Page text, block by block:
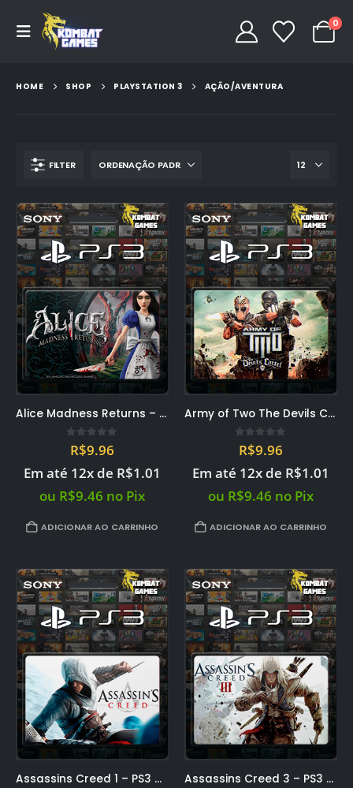
0
HOME SHOP PLAYSTATION 3 AÇÃO/AVENTURA
FILTER
Alice Madness Returns – PS3 midia digital PSN
0out of 5
R$9.96
Em até 12x de R$1.01
ou R$9.46 no Pix
ADICIONAR AO CARRINHO
Army of Two The Devils Cartel – PS3 midia digital PSN
0out of 5
R$9.96
Em até 12x de R$1.01
ou R$9.46 no Pix
ADICIONAR AO CARRINHO
Assassins Creed 1 – PS3 midia digital PSN Assassins Creed 3 – PS3 midia digital PSN